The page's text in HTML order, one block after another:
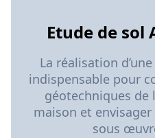
Etude de sol
La réalisation
indispensable pour
géotechniques de
maison et
sous